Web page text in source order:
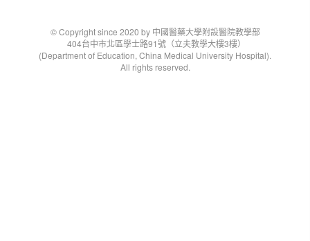
© Copyright since 2020 by 中國醫藥大學附設醫院教學部
404台中市北區學士路91號（立夫教學大樓3樓）
(Department of Education, China Medical University Hospital).
All rights reserved.